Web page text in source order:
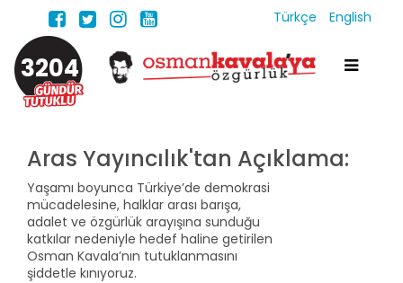
Türkçe English
3204
Aras Yayıncılık'tan Açıklama:
Yaşamı boyunca Türkiye’de demokrasi
mücadelesine, halklar arası barışa,
adalet ve özgürlük arayışına sunduğu
katkılar nedeniyle hedef haline getirilen
Osman Kavala’nın tutuklanmasını
şiddetle kınıyoruz.